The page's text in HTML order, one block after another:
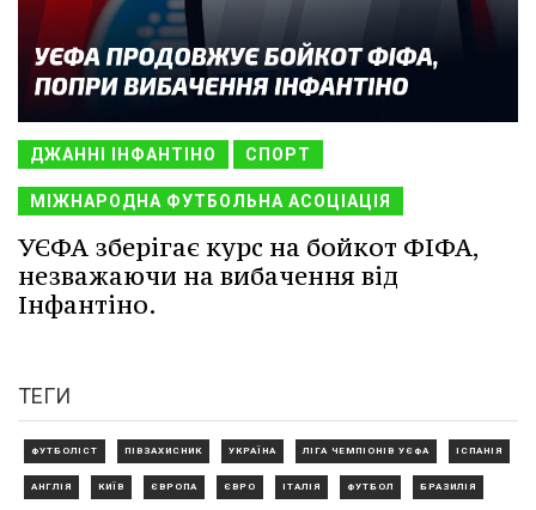
ДЖАННІ ІНФАНТІНО СПОРТ
МІЖНАРОДНА ФУТБОЛЬНА АСОЦІАЦІЯ
УЄФА зберігає курс на бойкот ФІФА,
незважаючи на вибачення від
Інфантіно.
ТЕГИ
ФУТБОЛІСТ ПІВЗАХИСНИК УКРАЇНА ЛІГА ЧЕМПІОНІВ УЄФА ІСПАНІЯ
АНГЛІЯ КИЇВ ЄВРОПА ЄВРО ІТАЛІЯ ФУТБОЛ БРАЗИЛІЯ